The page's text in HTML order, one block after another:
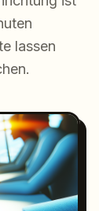
lassen